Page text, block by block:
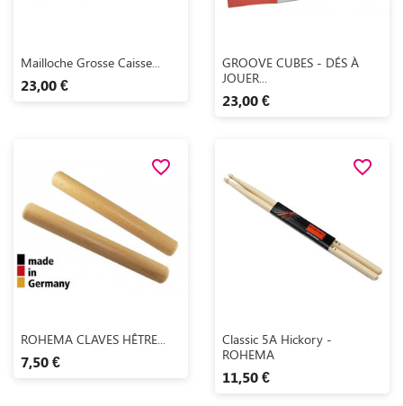
 Aperçu rapide
Mailloche Grosse Caisse...
23,00 €
Aperçu rapide
GROOVE CUBES - DÉS À
JOUER...
23,00 €
Aperçu rapide
ROHEMA CLAVES HÊTRE...
7,50 €
favorite_border
Aperçu rapide
Classic 5A Hickory -
ROHEMA
11,50 €
favorite_border